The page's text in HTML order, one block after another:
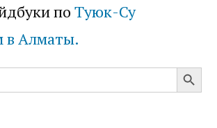
по Туюк-Су
в Алматы.
Search